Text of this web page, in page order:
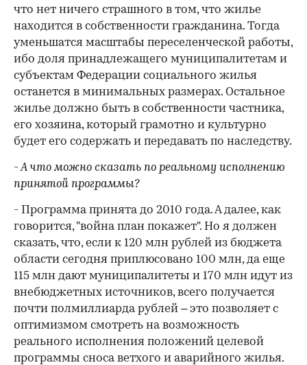
что нет ничего страшного в том, что жилье
находится в собственности гражданина. Тогда
уменьшатся масштабы переселенческой работы,
ибо доля принадлежащего муниципалитетам и
субъектам Федерации социального жилья
останется в минимальных размерах. Остальное
жилье должно быть в собственности частника,
его хозяина, который грамотно и культурно
будет его содержать и передавать по наследству.
- А что можно сказать по реальному исполнению
принятой программы?
- Программа принята до 2010 года. А далее, как
говорится, "война план покажет". Но я должен
сказать, что, если к 120 млн рублей из бюджета
области сегодня приплюсовано 100 млн, да еще
115 млн дают муниципалитеты и 170 млн идут из
внебюджетных источников, всего получается
почти полмиллиарда рублей – это позволяет с
оптимизмом смотреть на возможность
реального исполнения положений целевой
программы сноса ветхого и аварийного жилья.